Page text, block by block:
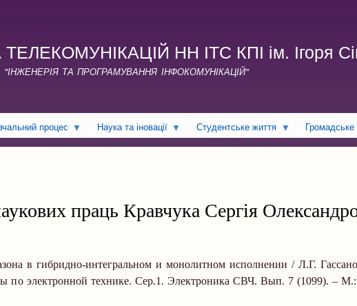
вмісту
НН ІТС КПІ ім. Ігоря
"ІНЖЕНЕРІЯ ТА ПРОГРАМУВАННЯ ІНФОКОМУНІКАЦІЙ"
процес Наука та іновації Студентське життя Громадське
праць Кравчука Сергія
в гибридно-интегральном и монолитном исполнении / Л.Г.
по электронной технике. Сер.1. Электроника СВЧ. Вып. 7 (1099). – М.: